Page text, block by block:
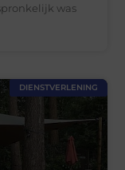
was
DIENSTVERLENING